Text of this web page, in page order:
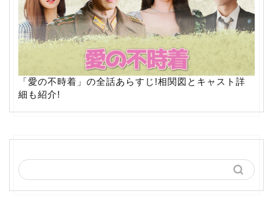
「愛の不時着」の全話あらすじ!相関図とキャスト詳
細も紹介!